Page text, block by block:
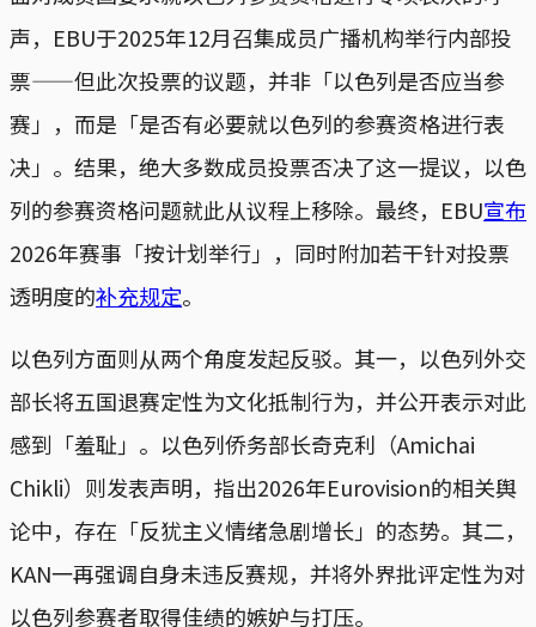
声，EBU于2025年12月召集成员广播机构举行内部投
票——但此次投票的议题，并非「以色列是否应当参
赛」，而是「是否有必要就以色列的参赛资格进行表
决」。结果，绝大多数成员投票否决了这一提议，以色
列的参赛资格问题就此从议程上移除。最终，EBU宣布
2026年赛事「按计划举行」，同时附加若干针对投票
透明度的补充规定。
以色列方面则从两个角度发起反驳。其一，以色列外交
部长将五国退赛定性为文化抵制行为，并公开表示对此
感到「羞耻」。以色列侨务部长奇克利（Amichai
Chikli）则发表声明，指出2026年Eurovision的相关舆
论中，存在「反犹主义情绪急剧增长」的态势。其二，
KAN一再强调自身未违反赛规，并将外界批评定性为对
以色列参赛者取得佳绩的嫉妒与打压。